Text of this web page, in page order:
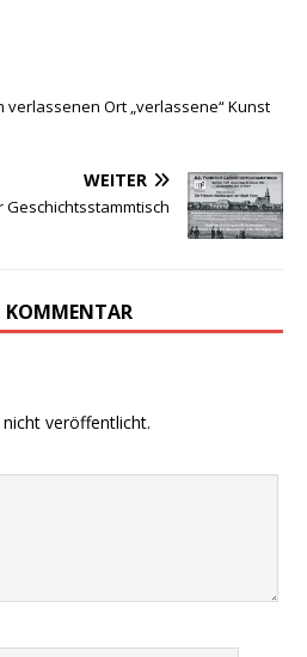
verlassenen Ort „verlassene“ Kunst
WEITER
Geschichtsstammtisch
KOMMENTAR
veröffentlicht.